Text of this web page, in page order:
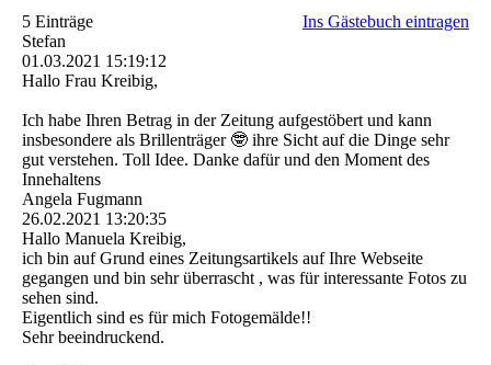
5 Einträge
Ins Gästebuch eintragen
Stefan
01.03.2021 15:19:12
Hallo Frau Kreibig,
Ich habe Ihren Betrag in der Zeitung aufgestöbert und kann
insbesondere als Brillenträger 🤓 ihre Sicht auf die Dinge sehr
gut verstehen. Toll Idee. Danke dafür und den Moment des
Innehaltens
Angela Fugmann
26.02.2021 13:20:35
Hallo Manuela Kreibig,
ich bin auf Grund eines Zeitungsartikels auf Ihre Webseite
gegangen und bin sehr überrascht , was für interessante Fotos zu
sehen sind.
Eigentlich sind es für mich Fotogemälde!!
Sehr beeindruckend.